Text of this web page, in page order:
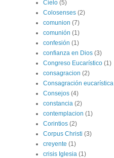
Cielo (5)
Colosenses (2)
comunion (7)
comunión (1)
confesión (1)
confianza en Dios (3)
Congreso Eucarístico (1)
consagracion (2)
Consagración eucarística
Consejos (4)
constancia (2)
contemplacion (1)
Corintios (2)
Corpus Christi (3)
creyente (1)
crisis Iglesia (1)